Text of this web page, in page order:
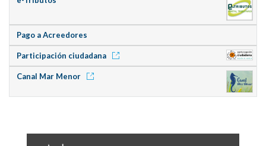
Pago a Acreedores
Participación ciudadana
Canal Mar Menor